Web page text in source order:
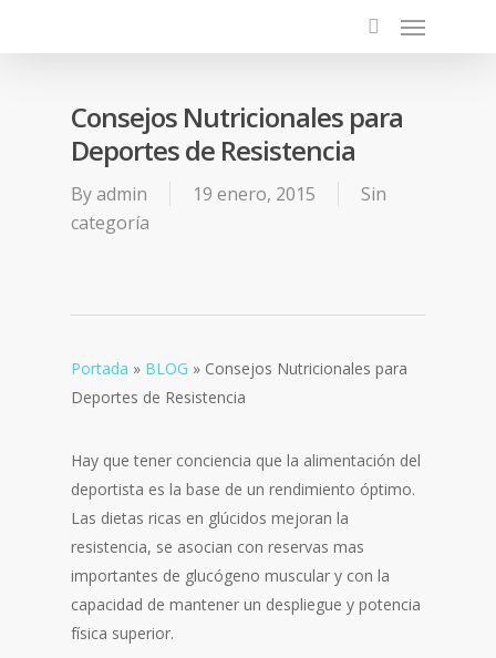
Consejos Nutricionales para
Deportes de Resistencia
Byadmin 19 enero, 2015
Sin
categoría
Portada » BLOG » Consejos Nutricionales para
Deportes de Resistencia
Hay que tener conciencia que la alimentación del
deportista es la base de un rendimiento óptimo.
Las dietas ricas en glúcidos mejoran la
resistencia, se asocian con reservas mas
importantes de glucógeno muscular y con la
capacidad de mantener un despliegue y potencia
física superior.